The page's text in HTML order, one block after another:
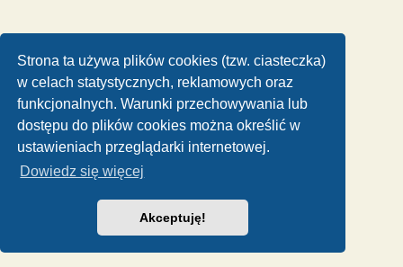
Strona ta używa plików cookies (tzw. ciasteczka)
w celach statystycznych, reklamowych oraz
funkcjonalnych. Warunki przechowywania lub
dostępu do plików cookies można określić w
ustawieniach przeglądarki internetowej.
Dowiedz się więcej
Akceptuję!